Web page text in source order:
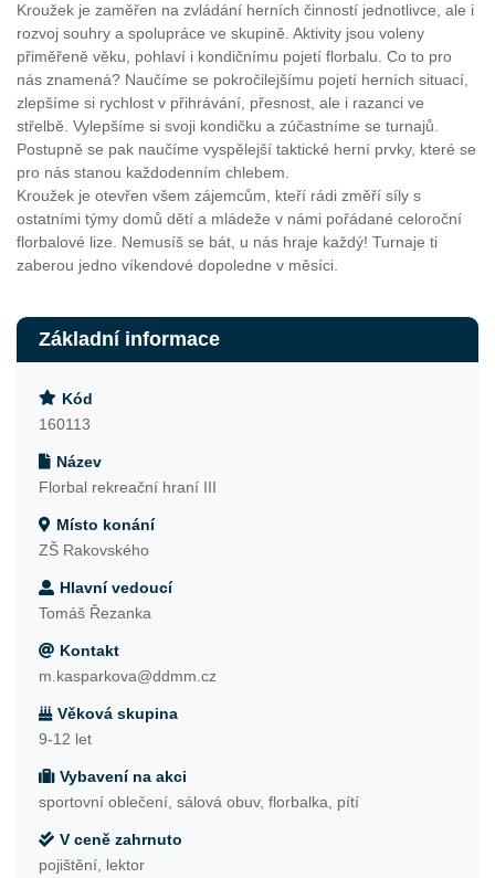
Kroužek je zaměřen na zvládání herních činností jednotlivce, ale i
rozvoj souhry a spolupráce ve skupině. Aktivity jsou voleny
přiměřeně věku, pohlaví i kondičnímu pojetí florbalu. Co to pro
nás znamená? Naučíme se pokročilejšímu pojetí herních situací,
zlepšíme si rychlost v přihrávání, přesnost, ale i razanci ve
střelbě. Vylepšíme si svoji kondičku a zúčastníme se turnajů.
Postupně se pak naučíme vyspělejší taktické herní prvky, které se
pro nás stanou každodenním chlebem.
Kroužek je otevřen všem zájemcům, kteří rádi změří síly s
ostatními týmy domů dětí a mládeže v námi pořádané celoroční
florbalové lize. Nemusíš se bát, u nás hraje každý! Turnaje ti
zaberou jedno víkendové dopoledne v měsíci.
Základní informace
Kód
160113
Název
Florbal rekreační hraní III
Místo konání
ZŠ Rakovského
Hlavní vedoucí
Tomáš Řezanka
Kontakt
m.kasparkova@ddmm.cz
Věková skupina
9-12 let
Vybavení na akci
sportovní oblečení, sálová obuv, florbalka, pítí
V ceně zahrnuto
pojištění, lektor